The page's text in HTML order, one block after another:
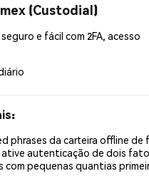
(Custodial)
e fácil com 2FA, acesso
phrases da carteira offline de
ative autenticação de dois
com pequenas quantias